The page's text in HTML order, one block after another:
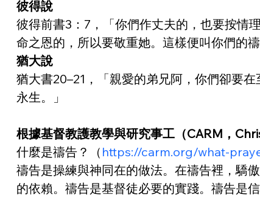
彼得說
彼得前書3：7，「你們作丈夫的，也要按情
命之恩的，所以要敬重她。這樣便叫你們的禱
猶大說
猶大書20–21，「親愛的弟兄阿，你們卻要
永生。」
根據基督教護教學與研究事工（CARM，
什麼是禱告？（ https://carm.org/what-
禱告是操練與神同在的做法。在禱告裡，驕
的依賴。禱告是基督徒必要的實踐。禱告是